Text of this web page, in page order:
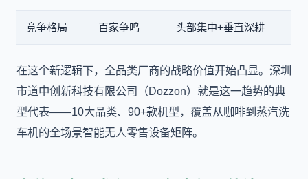
竞争格局 百家争鸣 头部集中+垂直深耕
在这个新逻辑下，全品类厂商的战略价值开始凸显。深圳
市道中创新科技有限公司（Dozzon）就是这一趋势的典
型代表——10大品类、90+款机型，覆盖从咖啡到蒸汽洗
车机的全场景智能无人零售设备矩阵。